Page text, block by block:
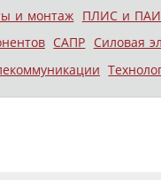
и монтаж ПЛИС и
САПР Силовая